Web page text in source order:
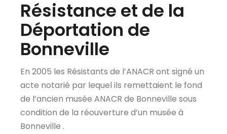
Résistance et de la
Déportation de
Bonneville
En 2005 les Résistants de l’ANACR ont signé un
acte notarié par lequel ils remettaient le fond
de l’ancien musée ANACR de Bonneville sous
condition de la réouverture d’un musée à
Bonneville .